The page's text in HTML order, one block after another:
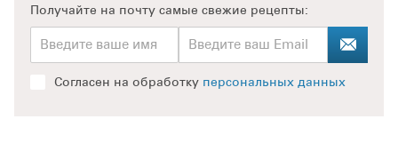
Получайте на почту самые свежие рецепты:
Согласен на обработку персональных данных